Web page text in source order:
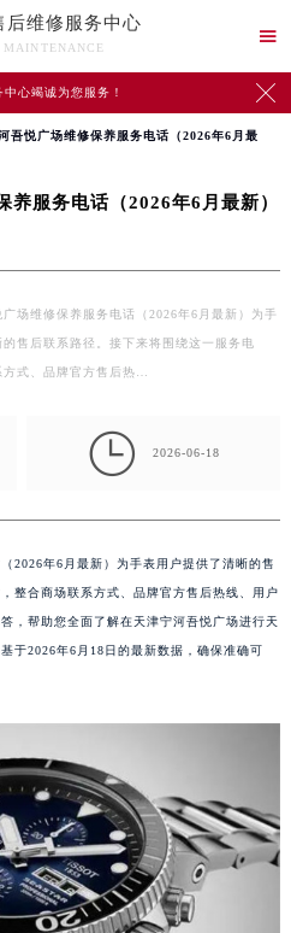
后维修服务中心
MAINTENANCE

心竭诚为您服务！ 
吾悦广场维修保养服务电话（2026年6月最
养服务电话（2026年6月最新）
场维修保养服务电话（2026年6月最新）为手
的售后联系路径。接下来将围绕这一服务电
式、品牌官方售后热…
 2026-06-18
2026年6月最新）为手表用户提供了清晰的售
整合商场联系方式、品牌官方售后热线、用户
，帮助您全面了解在天津宁河吾悦广场进行天
于2026年6月18日的最新数据，确保准确可